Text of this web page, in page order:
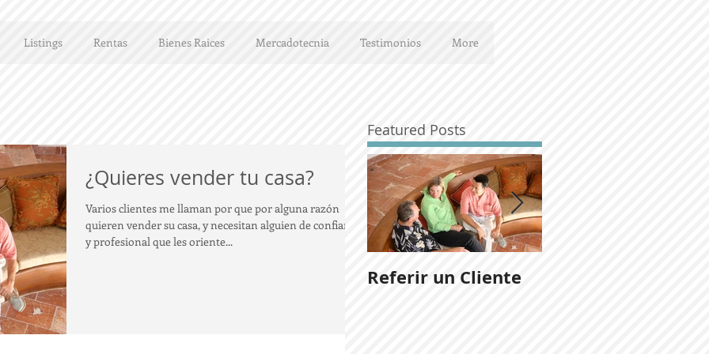
Listings Rentas Bienes Raices Mercadotecnia Testimonios More
Featured Posts
¿Quieres vender tu casa?
Varios clientes me llaman por que por alguna razón
quieren vender su casa, y necesitan alguien de confianza
y profesional que les oriente...
Referir un Cliente